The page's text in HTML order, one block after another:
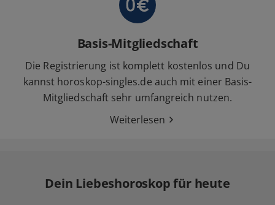
Basis-Mitgliedschaft
Die Registrierung ist komplett kostenlos und Du
kannst horoskop-singles.de auch mit einer Basis-
Mitgliedschaft sehr umfangreich nutzen.
Weiterlesen
Dein Liebeshoroskop für heute